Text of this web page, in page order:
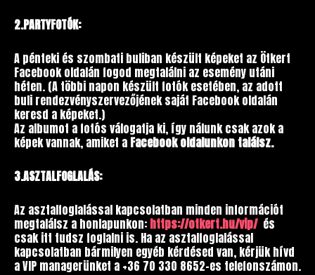
2.PARTYFOTÓK:
A pénteki és szombati buliban készült képeket az Ötkert
Facebook oldalán fogod megtalálni az esemény utáni
héten. (A többi napon készült fotók esetében, az adott
buli rendezvényszervezőjének saját Facebook oldalán
keresd a képeket.)
Az albumot a fotós válogatja ki, így nálunk csak azok a
képek vannak, amiket a Facebook oldalunkon találsz.
3.ASZTALFOGLALÁS:
Az asztalfoglalással kapcsolatban minden információt
megtalálsz a honlapunkon: https://otkert.hu/vip/és
csak itt tudsz foglalni is. Ha az asztalfoglalással
kapcsolatban bármilyen egyéb kérdésed van, kérjük hívd
a VIP managerünket a +36 70 330 8652-es telefonszámon.